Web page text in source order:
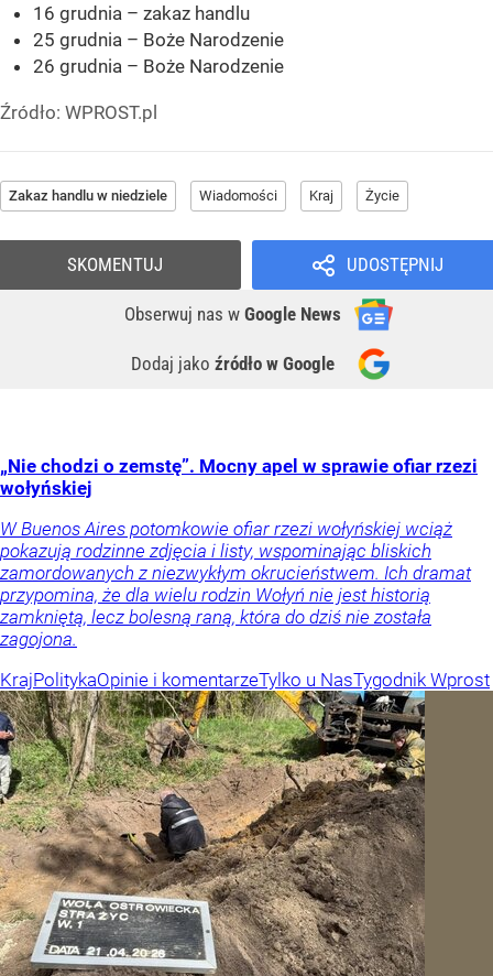
16 grudnia – zakaz handlu
25 grudnia – Boże Narodzenie
26 grudnia – Boże Narodzenie
Źródło: WPROST.pl
Zakaz handlu w niedziele Wiadomości Kraj Życie
UDOSTĘPNIJ
Obserwuj nas w Google News
Dodaj jako źródło w Google
SKOMENTUJ
„Nie chodzi o zemstę”. Mocny apel w sprawie ofiar rzezi
wołyńskiej
W Buenos Aires potomkowie ofiar rzezi wołyńskiej wciąż
pokazują rodzinne zdjęcia i listy, wspominając bliskich
zamordowanych z niezwykłym okrucieństwem. Ich dramat
przypomina, że dla wielu rodzin Wołyń nie jest historią
zamkniętą, lecz bolesną raną, która do dziś nie została
zagojona.
KrajPolitykaOpinie i komentarzeTylko u NasTygodnik Wprost